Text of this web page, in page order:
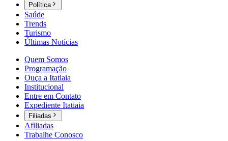
Política
Saúde
Trends
Turismo
Últimas Notícias
Quem Somos
Programação
Ouça a Itatiaia
Institucional
Entre em Contato
Expediente Itatiaia
Filiadas
Afiliadas
Trabalhe Conosco